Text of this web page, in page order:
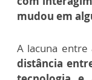
mudou em
A lacuna entre
distância